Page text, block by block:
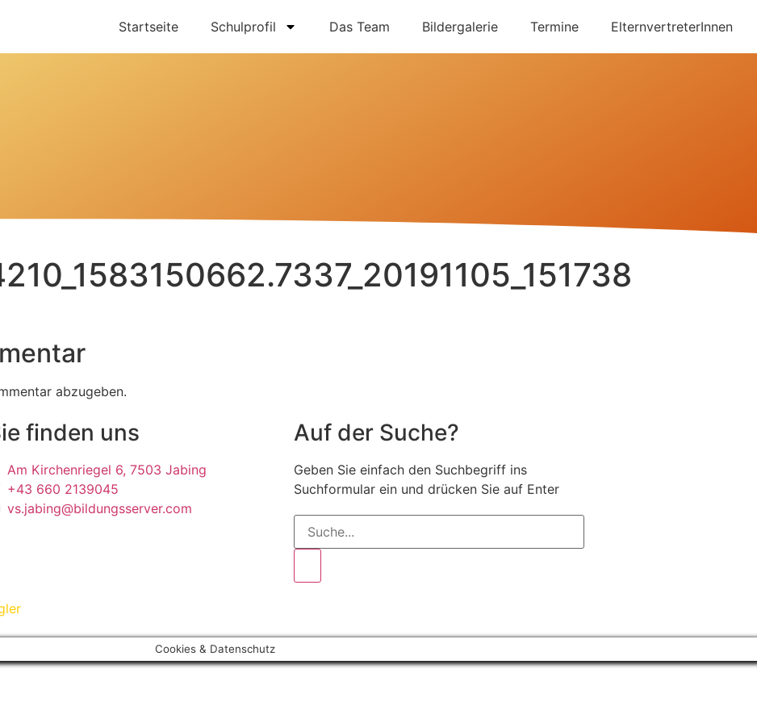
Startseite Schulprofil Das Team Bildergalerie Termine ElternvertreterInnen
abzugeben.
finden uns
Am Kirchenriegel 6, 7503 Jabing
+43 660 2139045
vs.jabing@bildungsserver.com
Auf der Suche?
Geben Sie einfach den Suchbegriff ins
Suchformular ein und drücken Sie auf Enter
Cookies & Datenschutz